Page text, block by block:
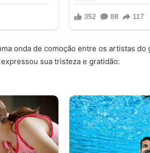
onda de comoção entre os artistas do
sua tristeza e gratidão: